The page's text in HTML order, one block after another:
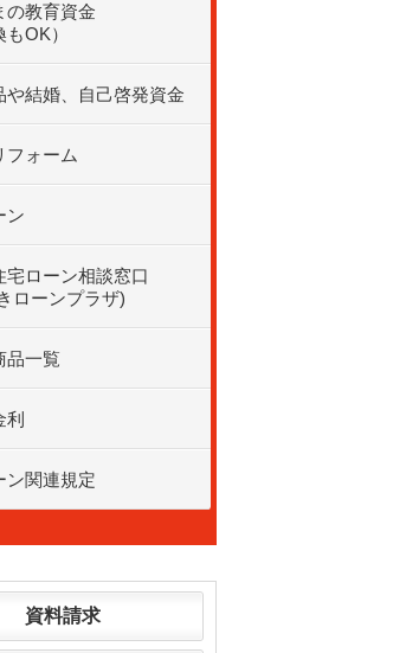
の教育資金
もOK）
や結婚、自己啓発資金
フォーム
ン
宅ローン相談窓口
ローンプラザ)
品一覧
利
ン関連規定
資料請求